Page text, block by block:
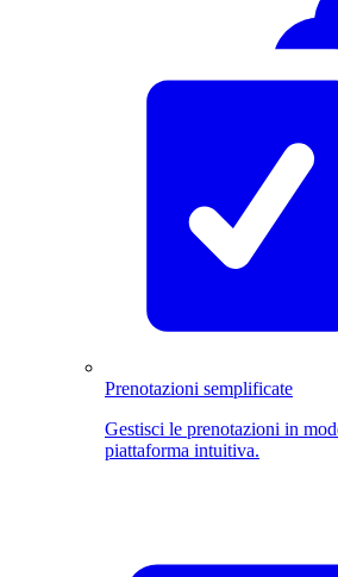
Prenotazioni semplificate
Gestisci le prenotazioni in
piattaforma intuitiva.